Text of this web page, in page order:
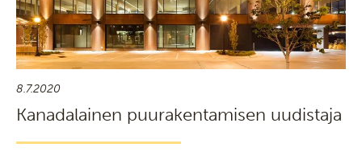
8.7.2020
Kanadalainen puurakentamisen uudistaja